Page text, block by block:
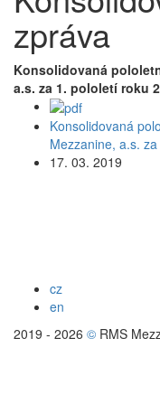
zpráva
Konsolidovaná
a.s. za 1. pololetí roku
Konsolidovaná
Mezzanine, a.s.
17. 03. 2019
cz
en
2019 - 2026 © RMS